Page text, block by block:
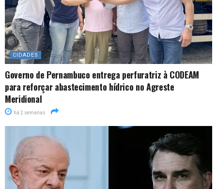
CIDADES
Governo de Pernambuco entrega perfuratriz à CODEAM
para reforçar abastecimento hídrico no Agreste
Meridional
há 2 semanas